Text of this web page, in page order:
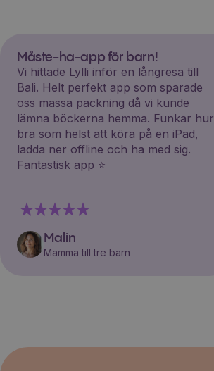
Måste-ha-app för barn!
Vi hittade Lylli inför en långresa till
Bali. Helt perfekt app som sparade
oss massa packning då vi kunde
lämna böckerna hemma. Funkar hur
bra som helst att köra på en iPad,
ladda ner offline och ha med sig.
Fantastisk app ⭐️
Malin
Mamma till tre barn